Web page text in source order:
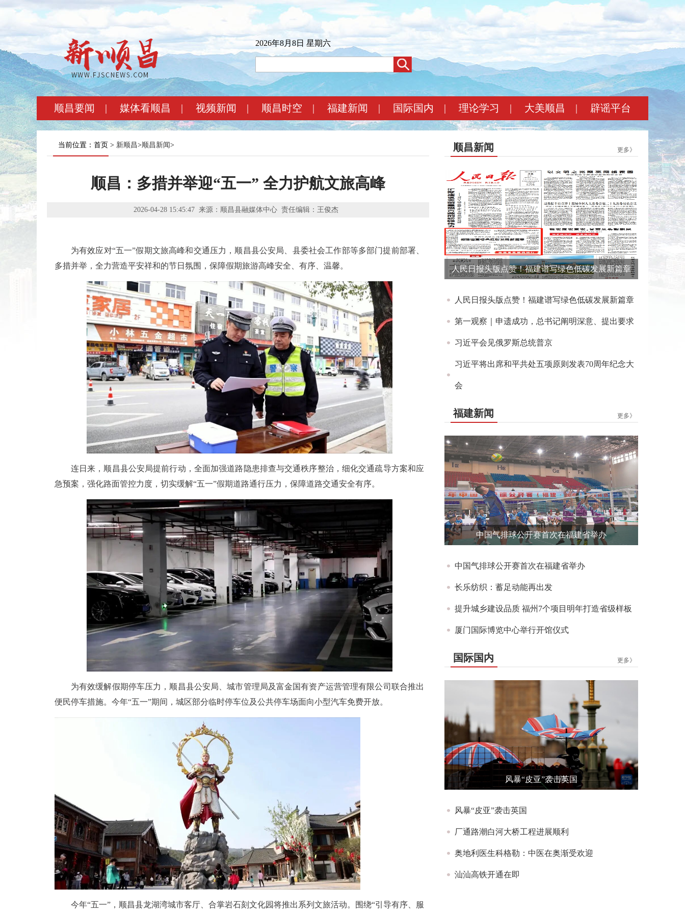
2026年8月8日 星期六
顺昌要闻 | 媒体看顺昌 | 视频新闻 | 顺昌时空 | 福建新闻 | 国际国内 | 理论学习 | 大美顺昌 | 辟谣平台
当前位置：首页 > 新顺昌>顺昌新闻>
顺昌：多措并举迎“五一” 全力护航文旅高峰
2026-04-28 15:45:47 来源：顺昌县融媒体中心 责任编辑：王俊杰
为有效应对“五一”假期文旅高峰和交通压力，顺昌县公安局、县委社会工作部等多部门提前部署、
多措并举，全力营造平安祥和的节日氛围，保障假期旅游高峰安全、有序、温馨。
连日来，顺昌县公安局提前行动，全面加强道路隐患排查与交通秩序整治，细化交通疏导方案和应
急预案，强化路面管控力度，切实缓解“五一”假期道路通行压力，保障道路交通安全有序。
为有效缓解假期停车压力，顺昌县公安局、城市管理局及富金国有资产运营管理有限公司联合推出
便民停车措施。今年“五一”期间，城区部分临时停车位及公共停车场面向小型汽车免费开放。
今年“五一”，顺昌县龙湖湾城市客厅、合掌岩石刻文化园将推出系列文旅活动。围绕“引导有序、服
更多》
顺昌新闻
人民日报头版点赞！福建谱写绿色低碳发展新篇章
人民日报头版点赞！福建谱写绿色低碳发展新篇章
第一观察｜申遗成功，总书记阐明深意、提出要求
习近平会见俄罗斯总统普京
习近平将出席和平共处五项原则发表70周年纪念大
会
更多》
福建新闻
中国气排球公开赛首次在福建省举办
中国气排球公开赛首次在福建省举办
长乐纺织：蓄足动能再出发
提升城乡建设品质 福州7个项目明年打造省级样板
厦门国际博览中心举行开馆仪式
更多》
国际国内
风暴“皮亚”袭击英国
风暴“皮亚”袭击英国
厂通路潮白河大桥工程进展顺利
奥地利医生科格勒：中医在奥渐受欢迎
汕汕高铁开通在即